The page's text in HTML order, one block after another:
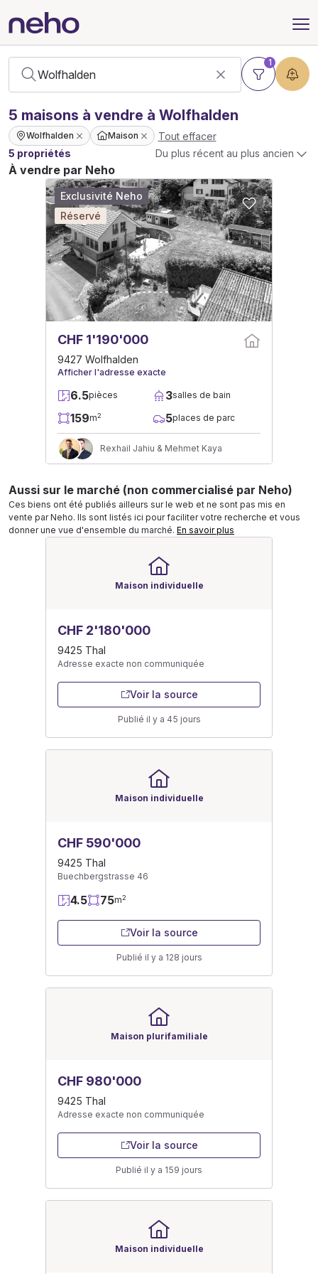
1
5 maisons à vendre à Wolfhalden
Wolfhalden Maison
Tout effacer
5 propriétés
Du plus récent au plus ancien
À vendre par Neho
CHF 1'190'000
9427 Wolfhalden
Afficher l'adresse exacte
6.5pièces 3salles de bain
159m2 5places de parc
Rexhail Jahiu & Mehmet Kaya
Exclusivité Neho
Réservé
Aussi sur le marché (non commercialisé par Neho)
Ces biens ont été publiés ailleurs sur le web et ne sont pas mis en
vente par Neho. Ils sont listés ici pour faciliter votre recherche et vous
donner une vue d'ensemble du marché. En savoir plus
Maison individuelle
CHF 2'180'000
9425 Thal
Adresse exacte non communiquée
Voir la source
Publié il y a 45 jours
Maison individuelle
CHF 590'000
9425 Thal
Buechbergstrasse 46
4.5 75m2
Voir la source
Publié il y a 128 jours
Maison plurifamiliale
CHF 980'000
9425 Thal
Adresse exacte non communiquée
Voir la source
Publié il y a 159 jours
Maison individuelle